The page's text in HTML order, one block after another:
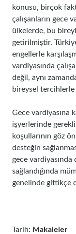
konusu, birçok
çalışanların gece
ülkelerde, bu
getirilmiştir.
engellerle
vardiyasında
değil, aynı
bireysel
Gece vardiyasına
işyerlerinde gerekli
koşullarının göz
desteğin
gece
sağlandığında
genelinde gittikçe
Tarih: Makaleler